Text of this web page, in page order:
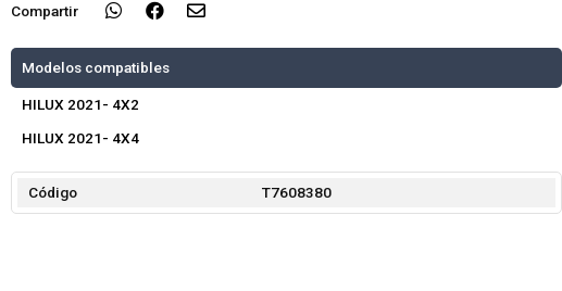
Compartir
Modelos compatibles
HILUX 2021- 4X2
HILUX 2021- 4X4
Código T7608380